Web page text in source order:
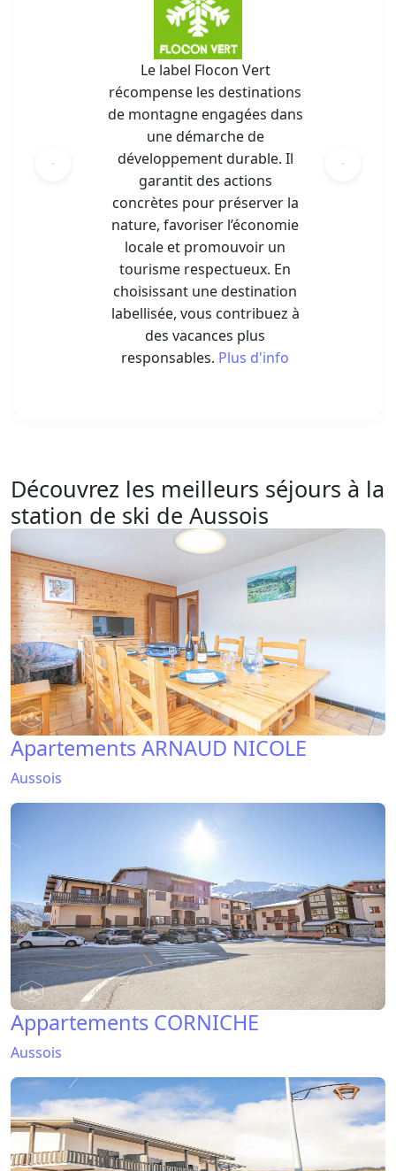
Le label Flocon Vert
récompense les destinations
de montagne engagées dans
une démarche de
développement durable. Il
garantit des actions
concrètes pour préserver la
nature, favoriser l’économie
locale et promouvoir un
tourisme respectueux. En
choisissant une destination
labellisée, vous contribuez à
des vacances plus
responsables. Plus d'info
Découvrez les meilleurs séjours à la
station de ski de Aussois
Apartements ARNAUD NICOLE
Aussois
Appartements CORNICHE
Aussois